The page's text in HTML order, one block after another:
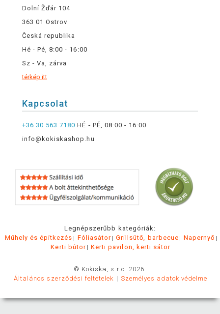
Dolní Žďár 104
363 01 Ostrov
Česká republika
Hé - Pé, 8:00 - 16:00
Sz - Va, zárva
térkép itt
Kapcsolat
+36 30 563 7180 HÉ - PÉ, 08:00 - 16:00
info@kokiskashop.hu
Legnépszerűbb kategóriák:
Műhely és építkezés
Fóliasátor Grillsütő, barbecue
Napernyő
Kerti bútor
Kerti pavilon, kerti sátor
© Kokiska, s.r.o. 2026.
Általános szerződési feltételek
Személyes adatok védelme